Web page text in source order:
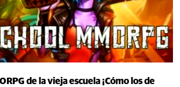
de la vieja escuela ¡Cómo los de